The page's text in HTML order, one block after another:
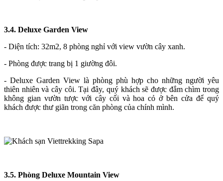
3.4. Deluxe Garden View
- Diện tích: 32m2, 8 phòng nghỉ với view vườn cây xanh.
- Phòng được trang bị 1 giường đôi.
- Deluxe Garden View là phòng phù hợp cho những người yêu
thiên nhiên và cây côi. Tại đây, quý khách sẽ được đắm chìm trong
không gian vườn tược với cây cối và hoa cỏ ở bên cửa để quý
khách được thư giãn trong căn phòng của chính mình.
3.5. Phòng Deluxe Mountain View